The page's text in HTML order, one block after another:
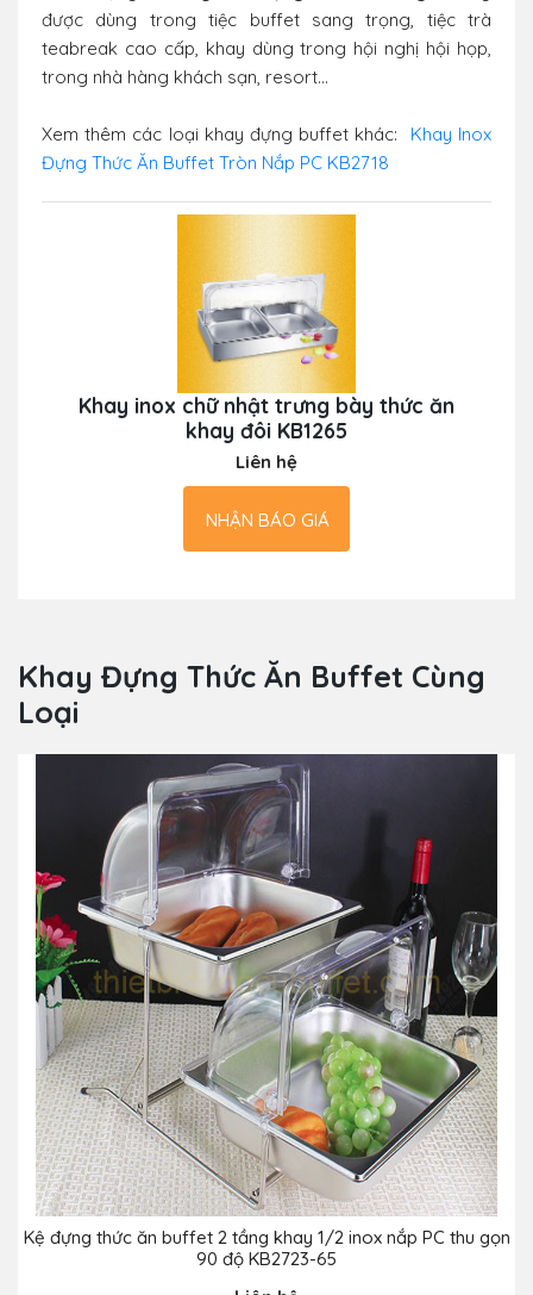
được dùng trong tiệc buffet sang trọng, tiệc trà
teabreak cao cấp, khay dùng trong hội nghị hội họp,
trong nhà hàng khách sạn, resort...
Xem thêm các loại khay đựng buffet khác: Khay Inox
Đựng Thức Ăn Buffet Tròn Nắp PC KB2718
Khay inox chữ nhật trưng bày thức ăn
khay đôi KB1265
Liên hệ
NHẬN BÁO GIÁ
Khay Đựng Thức Ăn Buffet Cùng
Loại
Kệ đựng thức ăn buffet 2 tầng khay 1/2 inox nắp PC thu gọn
90 độ KB2723-65